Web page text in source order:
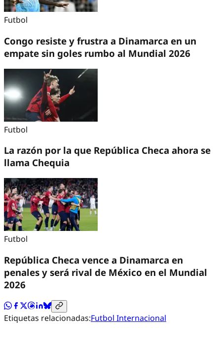
Futbol
Congo resiste y frustra a Dinamarca en un
empate sin goles rumbo al Mundial 2026
Futbol
La razón por la que República Checa ahora se
llama Chequia
Futbol
República Checa vence a Dinamarca en
penales y será rival de México en el Mundial
2026
Etiquetas relacionadas:Futbol Internacional